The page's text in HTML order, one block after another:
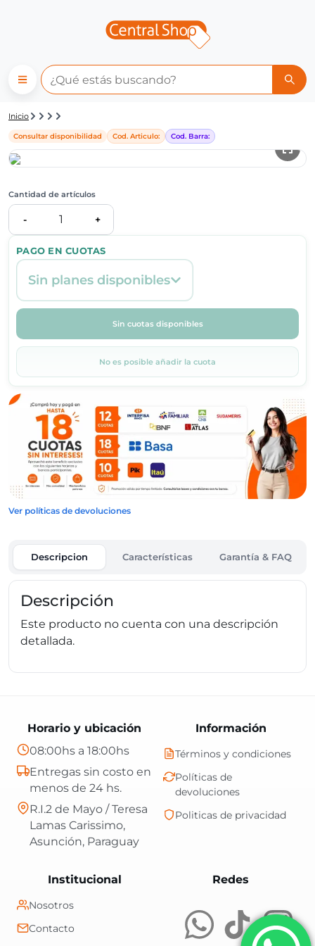
Detalle de producto | Central
Inicio
Consultar disponibilidad Cod. Articulo: Cod. Barra:
PAGO EN CUOTAS
Sin planes disponibles
Sin cuotas disponibles
No es posible añadir la cuota
Cantidad de artículos
- 1 +
Ver políticas de devoluciones
Descripcion Características Garantía & FAQ
Descripción
Este producto no cuenta con una descripción
detallada.
RedesCentral Shop es
Información
Términos y condiciones
Políticas de
devoluciones
Politicas de privacidad
Institucional
Nosotros
Contacto
Horario y ubicación
08:00hs a 18:00hs
Entregas sin costo en
menos de 24 hs.
R.I.2 de Mayo / Teresa
Lamas Carissimo,
Asunción, Paraguay